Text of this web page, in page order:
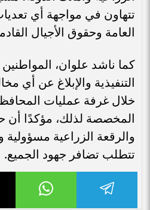
تتهاون في مواجهة أي
العامة وحقوق الأجيال
كما ناشد علوان، المواطنين
التنفيذية والإبلاغ عن أي
خلال غرفة عمليات
المخصصة لذلك، مؤكدًا أن
والرقعة الزراعية
تتطلب تضافر جهود الجميع.